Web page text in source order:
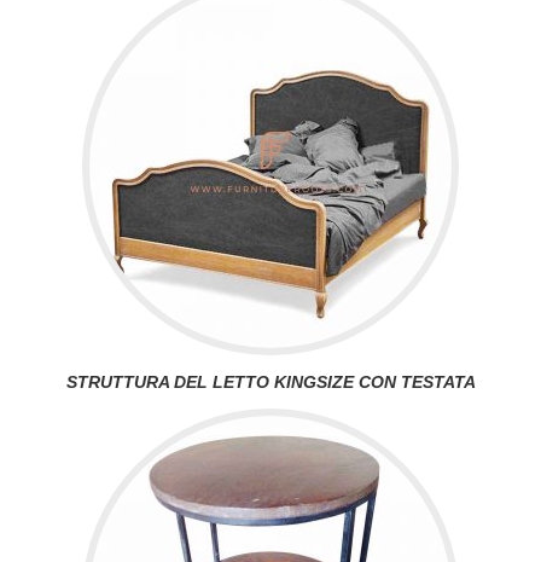
STRUTTURA DEL LETTO KINGSIZE CON TESTATA